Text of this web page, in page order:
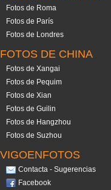
Fotos de Roma
Fotos de París
Fotos de Londres
FOTOS DE CHINA
Fotos de Xangai
Fotos de Pequim
Fotos de Xian
Fotos de Guilin
Fotos de Hangzhou
Fotos de Suzhou
VIGOENFOTOS
Contacta - Sugerencias
Facebook